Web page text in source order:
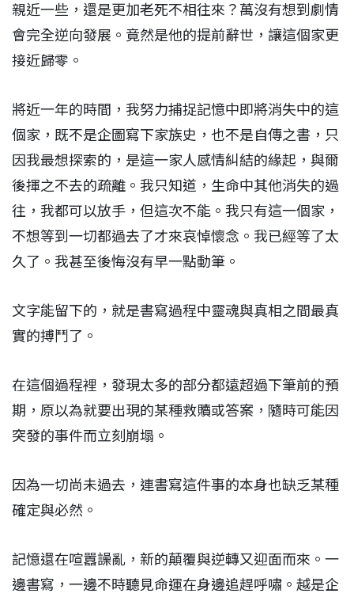
親近一些，還是更加老死不相往來？萬沒有想到劇情
會完全逆向發展。竟然是他的提前辭世，讓這個家更
接近歸零。
將近一年的時間，我努力捕捉記憶中即將消失中的這
個家，既不是企圖寫下家族史，也不是自傳之書，只
因我最想探索的，是這一家人感情糾結的緣起，與爾
後揮之不去的疏離。我只知道，生命中其他消失的過
往，我都可以放手，但這次不能。我只有這一個家，
不想等到一切都過去了才來哀悼懷念。我已經等了太
久了。我甚至後悔沒有早一點動筆。
文字能留下的，就是書寫過程中靈魂與真相之間最真
實的搏鬥了。
在這個過程裡，發現太多的部分都遠超過下筆前的預
期，原以為就要出現的某種救贖或答案，隨時可能因
突發的事件而立刻崩塌。
因為一切尚未過去，連書寫這件事的本身也缺乏某種
確定與必然。
記憶還在喧囂譟亂，新的顛覆與逆轉又迎面而來。一
邊書寫，一邊不時聽見命運在身邊追趕呼嘯。越是企